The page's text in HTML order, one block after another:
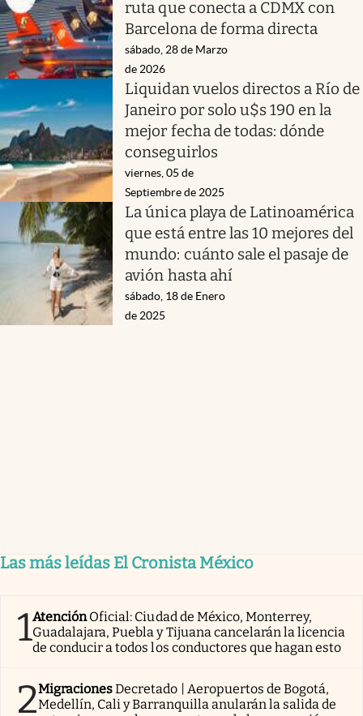
ruta que conecta a CDMX con
Barcelona de forma directa
sábado, 28 de Marzo
de 2026
Liquidan vuelos directos a Río de
Janeiro por solo u$s 190 en la
mejor fecha de todas: dónde
conseguirlos
viernes, 05 de
Septiembre de 2025
La única playa de Latinoamérica
que está entre las 10 mejores del
mundo: cuánto sale el pasaje de
avión hasta ahí
sábado, 18 de Enero
de 2025
Las más leídas El Cronista México
1AtenciónOficial: Ciudad de México, Monterrey,
Guadalajara, Puebla y Tijuana cancelarán la licencia
de conducir a todos los conductores que hagan esto
2MigracionesDecretado | Aeropuertos de Bogotá,
Medellín, Cali y Barranquilla anularán la salida de